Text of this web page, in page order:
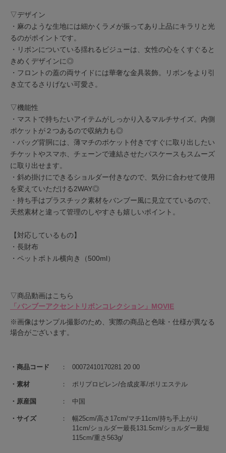
商品コード 00072410170281 20 00
素材 ポリプロピレン/合成皮革/ポリエステル
原産国 中国
サイズ
幅25cm/高さ17cm/マチ11cm/持ち手上がり
11cm/ショルダー最長131.5cm/ショルダー最短
115cm/重さ563g/
▽デザイン
・麻のような生地には細かくラメが振ってあり上品にキラリと光
るのがポイントです。
・リボンについている揺れるビジューは、女性の心をくすぐると
きめくデザインに◎
・フロントの蓋の両サイドには華奢な金具装飾。リボンをより引
き立てるさりげない可愛さ。
▽機能性
・マストで持ちたいアイテムがしっかり入るマルチサイズ。内側
ポケットが２つあるので収納力も◎
・バッグ背胴には、薄マチのポケット付きですぐに取り出したい
チケットやスマホ、チェーンで連結させたパスケースもスムーズ
に取り出せます。
・斜め掛けにできるショルダー付きなので、気分に合わせて使用
を変えていただける2WAY◎
・持ち手はプラスチック素材をバンブー風に見立てているので、
天然素材と違って管理のしやすさも嬉しいポイント。
【対応しているもの】
・長財布
・ペットボトル横向き（500ml）
▽商品動画はこちら
「バンブーアクセントリボンコレクション」MOVIE
※画像はサンプル撮影のため、実際の商品と色味・仕様が異なる
場合がございます。